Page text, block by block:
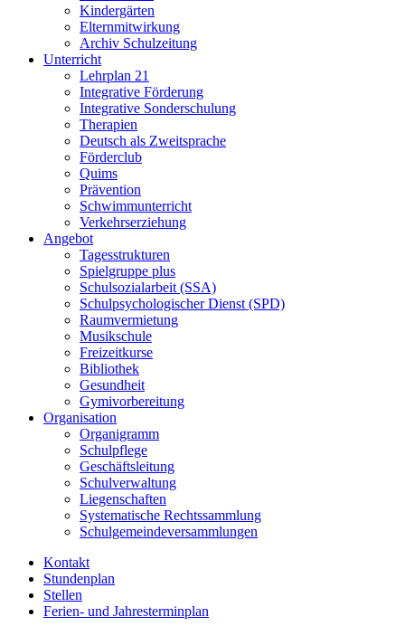
Kindergärten
Elternmitwirkung
Archiv Schulzeitung
Unterricht
Lehrplan 21
Integrative Förderung
Integrative Sonderschulung
Therapien
Deutsch als Zweitsprache
Förderclub
Quims
Prävention
Schwimmunterricht
Verkehrserziehung
Angebot
Tagesstrukturen
Spielgruppe plus
Schulsozialarbeit (SSA)
Schulpsychologischer Dienst (SPD)
Raumvermietung
Musikschule
Freizeitkurse
Bibliothek
Gesundheit
Gymivorbereitung
Organisation
Organigramm
Schulpflege
Geschäftsleitung
Schulverwaltung
Liegenschaften
Systematische Rechtssammlung
Schulgemeindeversammlungen
Kontakt
Stundenplan
Stellen
Ferien- und Jahresterminplan